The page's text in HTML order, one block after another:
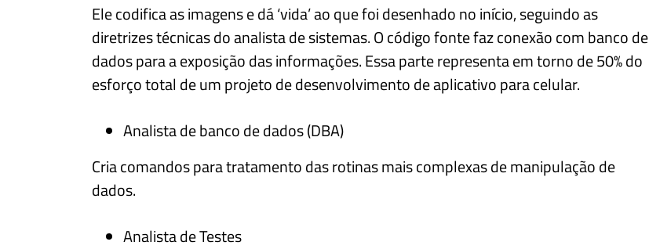
Ele codifica as imagens e dá ‘vida’ ao que foi desenhado no início, seguindo as
diretrizes técnicas do analista de sistemas. O código fonte faz conexão com banco de
dados para a exposição das informações. Essa parte representa em torno de 50% do
esforço total de um projeto de desenvolvimento de aplicativo para celular.
Analista de banco de dados (DBA)
Cria comandos para tratamento das rotinas mais complexas de manipulação de
dados.
Analista de Testes